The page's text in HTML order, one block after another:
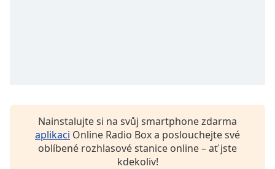
Nainstalujte si na svůj smartphone zdarma
aplikaci Online Radio Box a poslouchejte své
oblíbené rozhlasové stanice online – ať jste
kdekoliv!